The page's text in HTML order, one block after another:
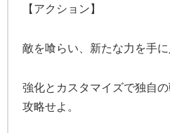
【アクション】
敵を喰らい、新たな力を手に
強化とカスタマイズで独自
攻略せよ。